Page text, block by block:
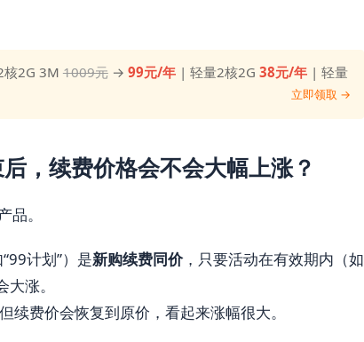
核2G 3M 1009元→ 99元/年| 轻量2核2G 38元/年| 轻量
立即领取 →
，续费价格会不会大幅上涨？
品。
计划”）是新购续费同价，只要活动在有效期内（如
涨。
续费价会恢复到原价，看起来涨幅很大。